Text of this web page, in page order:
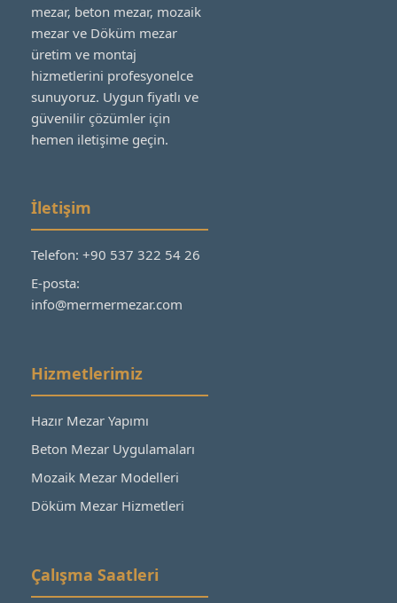
mezar, beton mezar, mozaik
mezar ve Döküm mezar
üretim ve montaj
hizmetlerini profesyonelce
sunuyoruz. Uygun fiyatlı ve
güvenilir çözümler için
hemen iletişime geçin.
İletişim
Telefon: +90 537 322 54 26
E-posta:
info@mermermezar.com
Hizmetlerimiz
Hazır Mezar Yapımı
Beton Mezar Uygulamaları
Mozaik Mezar Modelleri
Döküm Mezar Hizmetleri
Çalışma Saatleri